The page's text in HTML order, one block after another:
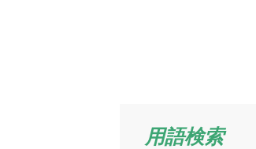
用語検索